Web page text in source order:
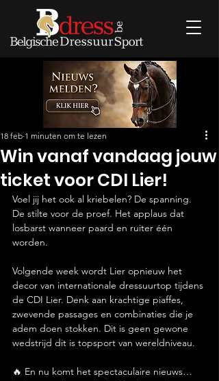
Win vanaf vandaag jouw
ticket voor CDI Lier!
18 feb 1 minuten om te lezen
Voel jij het ook al kriebelen? De spanning.
De stilte voor de proef. Het applaus dat
losbarst wanneer paard en ruiter één
worden.
Volgende week wordt Lier opnieuw het
decor van internationale dressuurtop tijdens
de CDI Lier. Denk aan krachtige piaffes,
zwevende passages en combinaties die je
adem doen stokken. Dit is geen gewone
wedstrijd dit is topsport van wereldniveau.
🔥 En nu komt het spectaculaire nieuws…